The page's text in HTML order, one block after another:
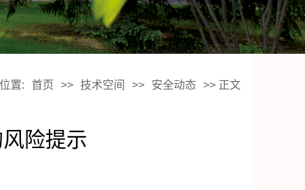
置: 首页 >> 技术空间 >> 安全动态 >> 正文
险提示